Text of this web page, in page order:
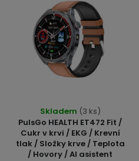
PulsGo HEALTH ET472 Fit /
Cukr v krvi / EKG / Krevní
tlak / Složky krve / Teplota
/ Hovory / AI asistent
hodnocení
produktu
je
Skladem (3 ks)